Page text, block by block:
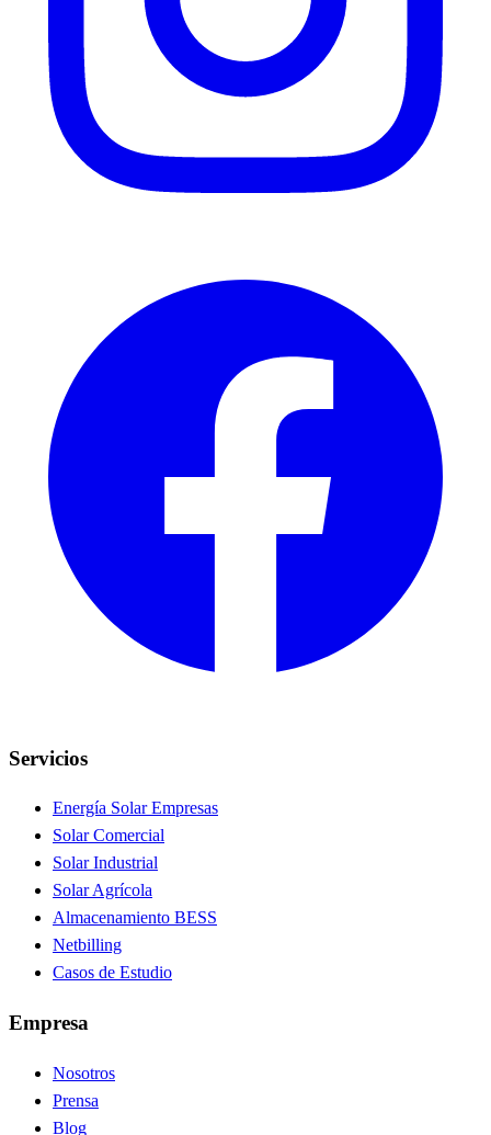
Servicios
Energía Solar Empresas
Solar Comercial
Solar Industrial
Solar Agrícola
Almacenamiento BESS
Netbilling
Casos de Estudio
Empresa
Nosotros
Prensa
Blog